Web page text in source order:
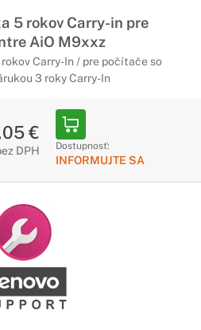
5 rokov Carry-in pre
AiO M9xxz
Carry-In / pre počítače so
3 roky Carry-In
€
DPH Dostupnosť:
INFORMUJTE SA